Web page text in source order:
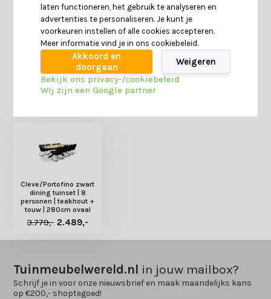
Reviews
Heb je nog interesse in deze recent bekeken
Cleve/Portofino zwart
dining tuinset | 8
personen | teakhout +
touw | 280cm ovaal
3.779,- 2.489,-
Tuinmeubelwereld.nl in jouw mailbox?
Schrijf je in voor onze nieuwsbrief en maak maandelijks kans
op €200,- shoptegoed!
laten functioneren, het gebruik te analyseren en
advertenties te personaliseren. Je kunt je
voorkeuren instellen of alle cookies accepteren.
Meer informatie vind je in ons cookiebeleid.
Akkoord en
doorgaan
Weigeren
Bekijk ons privacy-/cookiebeleid
Wij zijn een Google partner